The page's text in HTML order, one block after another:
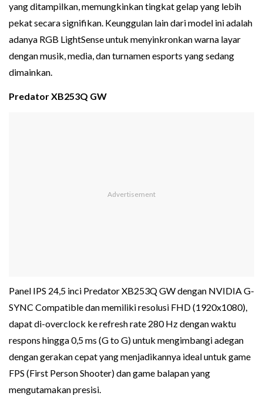
yang ditampilkan, memungkinkan tingkat gelap yang lebih
pekat secara signifikan. Keunggulan lain dari model ini adalah
adanya RGB LightSense untuk menyinkronkan warna layar
dengan musik, media, dan turnamen esports yang sedang
dimainkan.
Predator XB253Q GW
Panel IPS 24,5 inci Predator XB253Q GW dengan NVIDIA G-
SYNC Compatible dan memiliki resolusi FHD (1920x1080),
dapat di-overclock ke refresh rate 280 Hz dengan waktu
respons hingga 0,5 ms (G to G) untuk mengimbangi adegan
dengan gerakan cepat yang menjadikannya ideal untuk game
FPS (First Person Shooter) dan game balapan yang
mengutamakan presisi.